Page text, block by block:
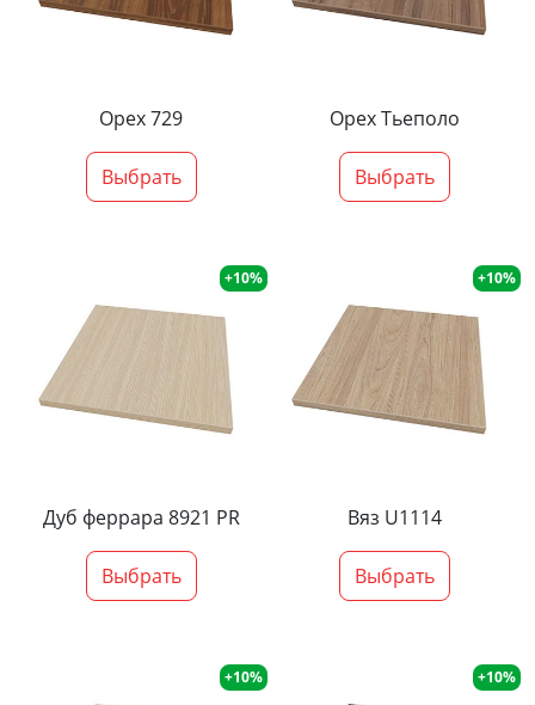
Орех 729
Выбрать
Орех Тьеполо
Выбрать
+10%
Дуб феррара 8921 PR
Выбрать
+10%
Вяз U1114
Выбрать
+10% +10%